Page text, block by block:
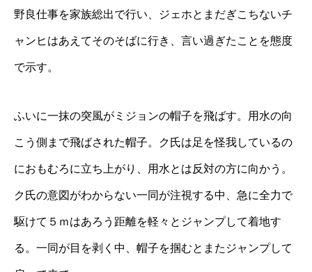
野良仕事を家族総出で行い、ジェホとまだぎこちないチ
ャンヒはあえてそのそばに行き、言い過ぎたことを態度
で示す。
ふいに一抹の突風がミジョンの帽子を飛ばす。用水の向
こう側まで飛ばされた帽子。ク氏は足を怪我しているの
におもむろに立ち上がり、用水とは反対の方に向かう。
ク氏の意図がわからない一同が注視する中、急に全力で
駆けて５ｍはあろう距離を軽々とジャンプして着地す
る。一同が目を剥く中、帽子を掴むとまたジャンプして